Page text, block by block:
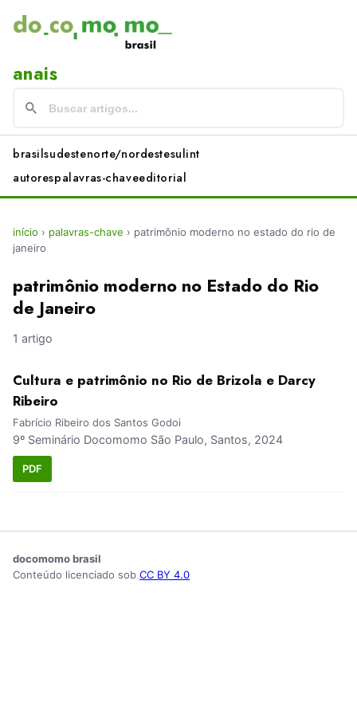
anais
brasilsudestenorte/nordestesulint
autorespalavras-chaveeditorial
início › palavras-chave › patrimônio moderno no estado do rio de
janeiro
patrimônio moderno no Estado do Rio
de Janeiro
1 artigo
Cultura e patrimônio no Rio de Brizola e Darcy
Ribeiro
Fabrício Ribeiro dos Santos Godoi
9º Seminário Docomomo São Paulo, Santos, 2024
PDF
docomomo brasil
Conteúdo licenciado sob CC BY 4.0